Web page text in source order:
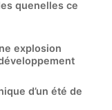
quenelles ce
explosion
d’un été de